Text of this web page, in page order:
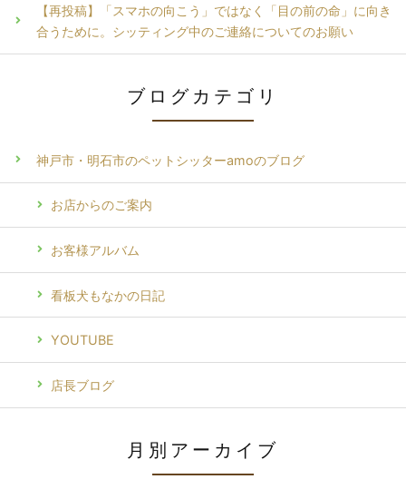
【再投稿】「スマホの向こう」ではなく「目の前の命」に向き
合うために。シッティング中のご連絡についてのお願い
ブログカテゴリ
神戸市・明石市のペットシッターamoのブログ
お店からのご案内
お客様アルバム
看板犬もなかの日記
YOUTUBE
店長ブログ
月別アーカイブ